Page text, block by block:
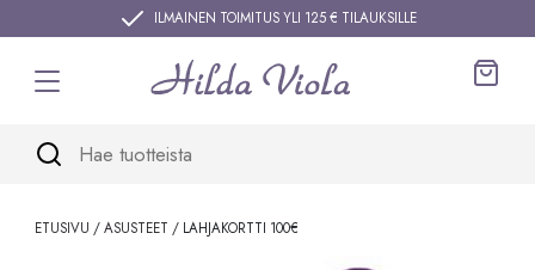
ILMAINEN TOIMITUS YLI 125 € TILAUKSILLE
ETUSIVU /ASUSTEET / LAHJAKORTTI 100€